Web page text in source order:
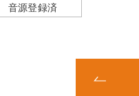
音源登録済